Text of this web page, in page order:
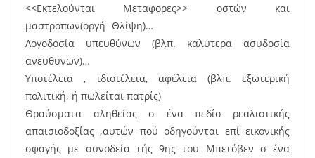
<<Εκτελούνται Μεταφορες>> οστών και
μαστροπων(οργή- Θλίψη)…
Λογοδοσία υπευθύνων (βλπ. καλύτερα ασυδοσία
ανευθυνων)…
Υποτέλεια , ιδιοτέλεια, αφέλεια (βλπ. εξωτερική
πολιτική, ή πωλείται πατρίς)
Θραύσματα αληθείας σ ένα πεδίο ρεαλιστικής
απαισιοδοξίας ,αυτών πού οδηγούνται επί εικονικής
σφαγής με συνοδεία τής 9ης του Μπετόβεν σ ένα